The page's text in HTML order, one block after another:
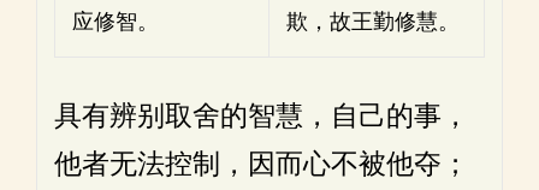
应修智。
欺，故王勤修慧。
具有辨别取舍的智慧，自己的事，
他者无法控制，因而心不被他夺；